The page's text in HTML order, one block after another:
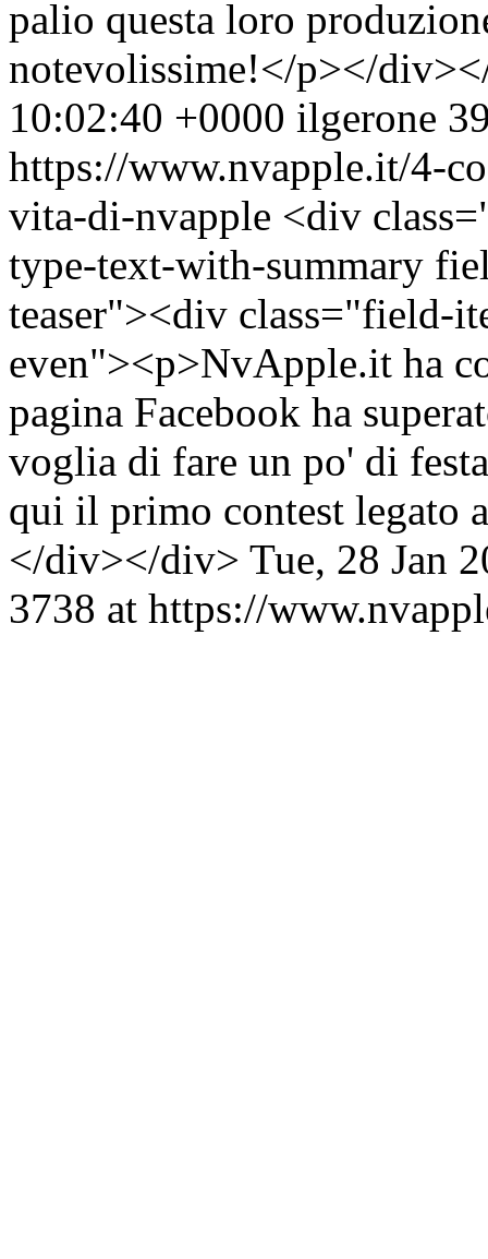
palio questa loro
notevolissime!</p></
10:02:40 +0000 ilgerone
https://www.nvapple.it/4-
vita-di-nvapple <div
type-text-with-summary
teaser"><div class="field-
even"><p>NvApple.it ha
pagina Facebook ha
voglia di fare un po' di
qui il primo contest legato
</div></div> Tue, 28 Jan
3738 at https://